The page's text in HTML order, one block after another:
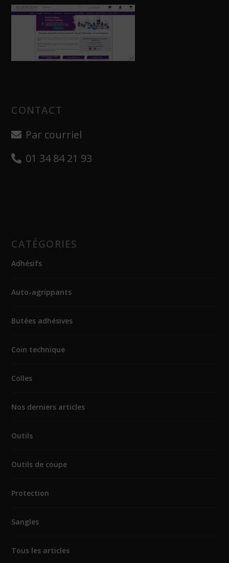
CONTACT
Par courriel
01 34 84 21 93
CATÉGORIES
Adhésifs
Auto-agrippants
Butées adhésives
Coin technique
Colles
Nos derniers articles
Outils
Outils de coupe
Protection
Sangles
Tous les articles